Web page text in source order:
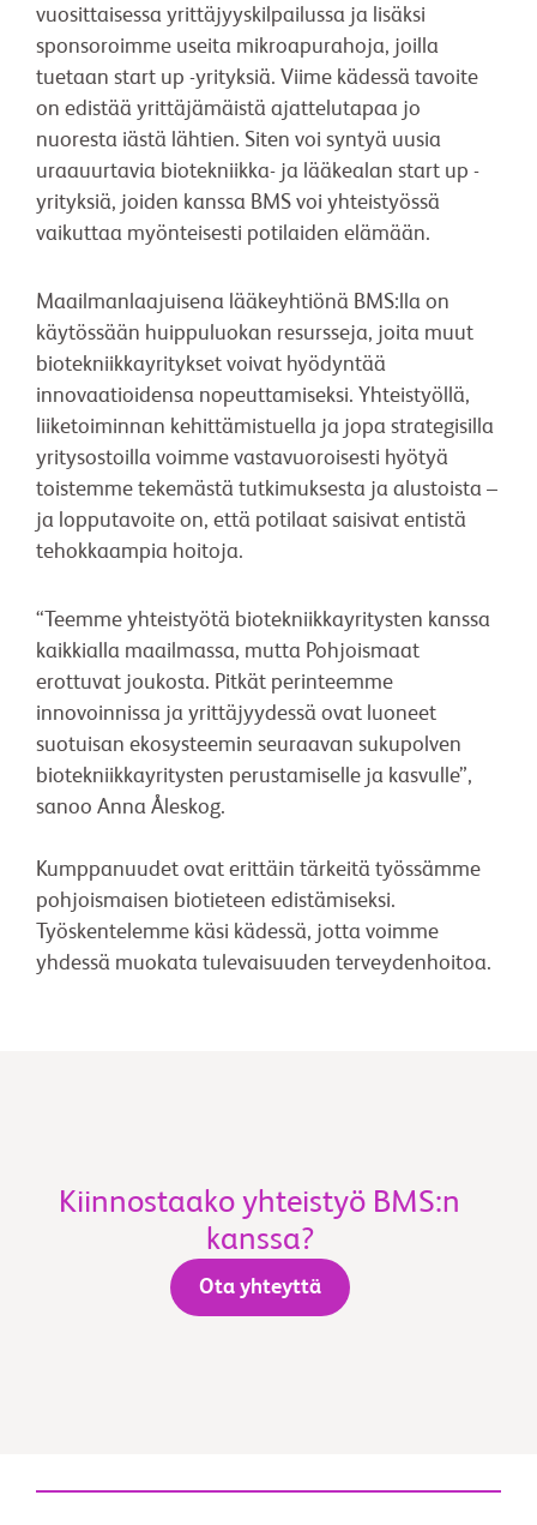
vuosittaisessa yrittäjyyskilpailussa ja lisäksi
sponsoroimme useita mikroapurahoja, joilla
tuetaan start up -yrityksiä. Viime kädessä tavoite
on edistää yrittäjämäistä ajattelutapaa jo
nuoresta iästä lähtien. Siten voi syntyä uusia
uraauurtavia biotekniikka- ja lääkealan start up -
yrityksiä, joiden kanssa BMS voi yhteistyössä
vaikuttaa myönteisesti potilaiden elämään.
Maailmanlaajuisena lääkeyhtiönä BMS:lla on
käytössään huippuluokan resursseja, joita muut
biotekniikkayritykset voivat hyödyntää
innovaatioidensa nopeuttamiseksi. Yhteistyöllä,
liiketoiminnan kehittämistuella ja jopa strategisilla
yritysostoilla voimme vastavuoroisesti hyötyä
toistemme tekemästä tutkimuksesta ja alustoista –
ja lopputavoite on, että potilaat saisivat entistä
tehokkaampia hoitoja.
“Teemme yhteistyötä biotekniikkayritysten kanssa
kaikkialla maailmassa, mutta Pohjoismaat
erottuvat joukosta. Pitkät perinteemme
innovoinnissa ja yrittäjyydessä ovat luoneet
suotuisan ekosysteemin seuraavan sukupolven
biotekniikkayritysten perustamiselle ja kasvulle”,
sanoo Anna Åleskog.
Kumppanuudet ovat erittäin tärkeitä työssämme
pohjoismaisen biotieteen edistämiseksi.
Työskentelemme käsi kädessä, jotta voimme
yhdessä muokata tulevaisuuden terveydenhoitoa.
Kiinnostaako yhteistyö BMS:n
kanssa?
Ota yhteyttä